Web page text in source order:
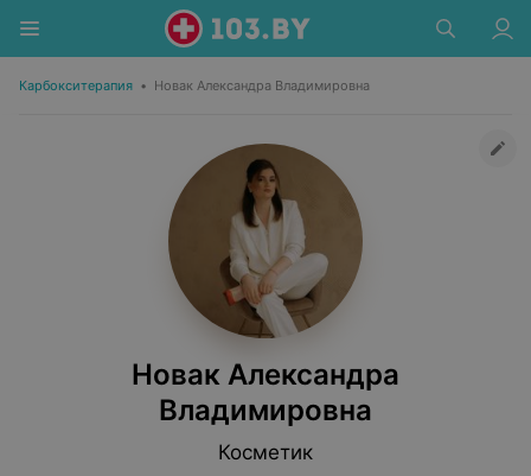
Карбокситерапия • Новак Александра Владимировна
Новак Александра
Владимировна
Косметик